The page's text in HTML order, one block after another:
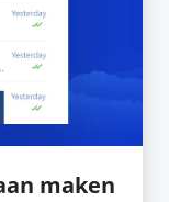
maken